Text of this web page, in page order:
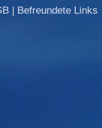
| Befreundete Links